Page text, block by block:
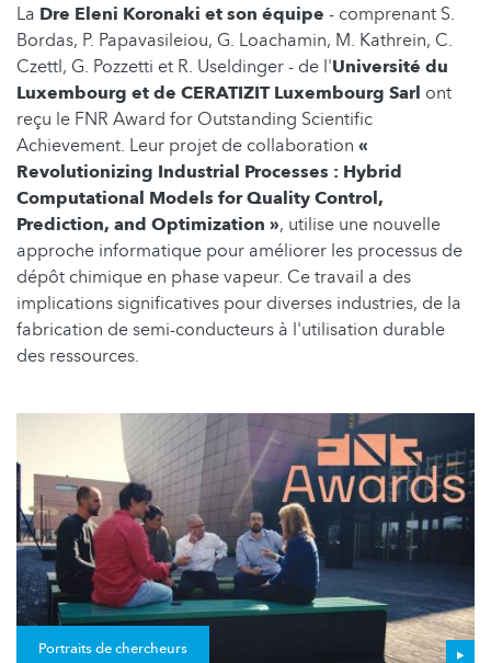
La Dre Eleni Koronaki et son équipe - comprenant S.
Bordas, P. Papavasileiou, G. Loachamin, M. Kathrein, C.
Czettl, G. Pozzetti et R. Useldinger - de l'Université du
Luxembourg et de CERATIZIT Luxembourg Sarl ont
reçu le FNR Award for Outstanding Scientific
Achievement. Leur projet de collaboration «
Revolutionizing Industrial Processes : Hybrid
Computational Models for Quality Control,
Prediction, and Optimization », utilise une nouvelle
approche informatique pour améliorer les processus de
dépôt chimique en phase vapeur. Ce travail a des
implications significatives pour diverses industries, de la
fabrication de semi-conducteurs à l'utilisation durable
des ressources.
Portraits de chercheurs